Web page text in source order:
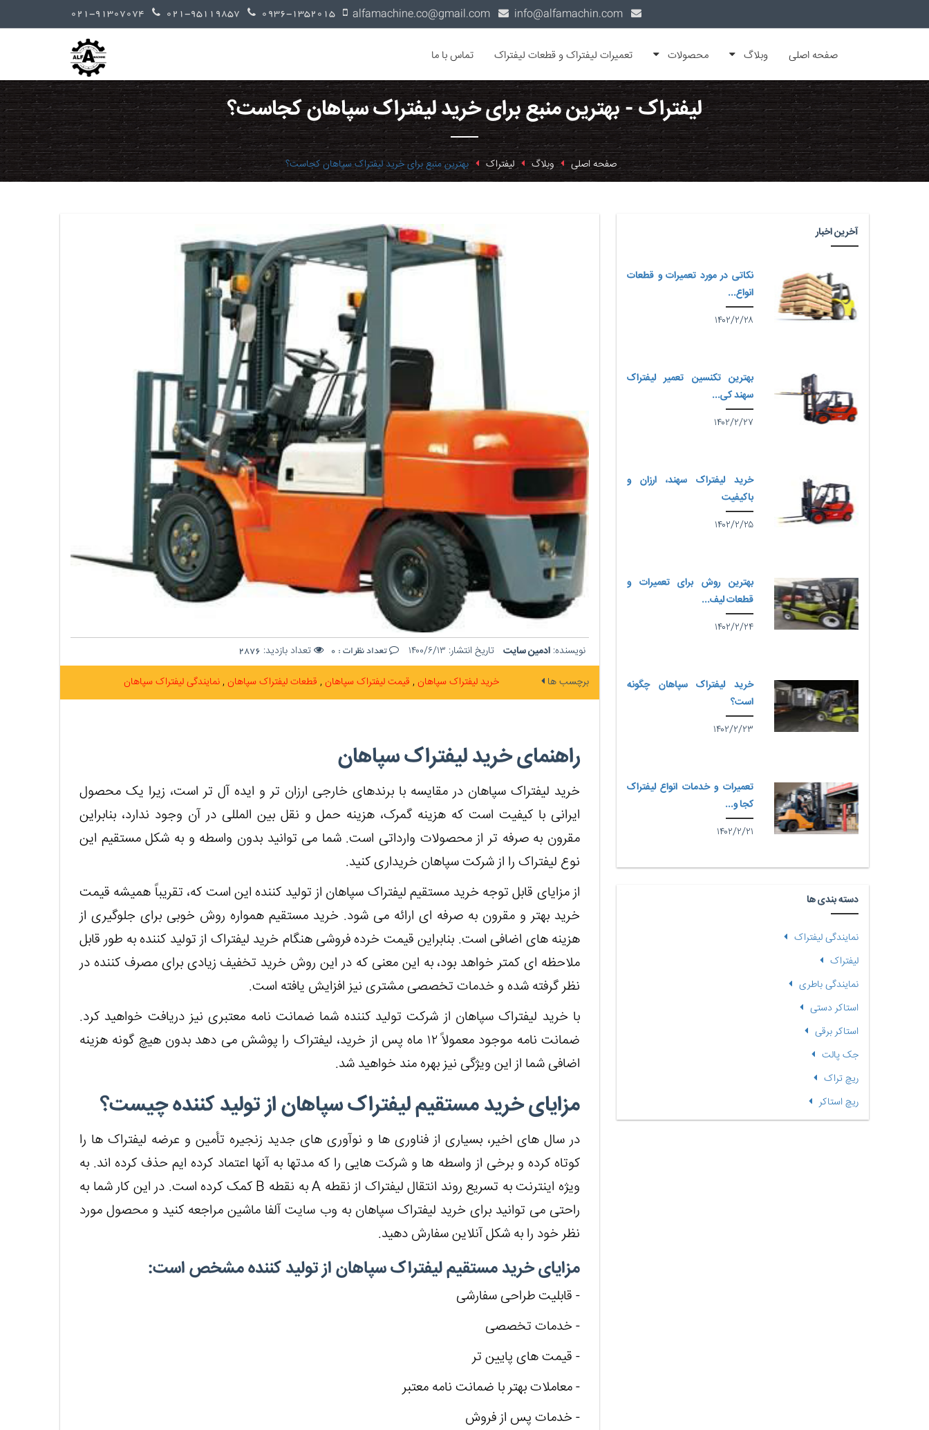
صفحه اصلی وبلاگ محصولات تعمیرات لیفتراک و قطعات لیفتراک تماس با ما
لیفتراک - بهترین منبع برای خرید لیفتراک سپاهان کجاست؟
صفحه اصلی وبلاگ لیفتراک بهترین منبع برای خرید لیفتراک سپاهان کجاست؟
نویسنده: ادمین سایت تاریخ انتشار: ۱۴۰۰/۶/۱۳ تعداد نظرات : 0 تعداد بازدید: 2876
برچسب ها خرید لیفتراک سپاهان قیمت لیفتراک سپاهان قطعات لیفتراک سپاهان نمایندگی لیفتراک سپاهان
راهنمای خرید لیفتراک سپاهان
خرید لیفتراک سپاهان در مقایسه با برندهای خارجی ارزان تر و ایده آل تر است، زیرا یک محصول
ایرانی با کیفیت است که هزینه گمرک، هزینه حمل و نقل بین المللی در آن وجود ندارد، بنابراین
مقرون به صرفه تر از محصولات وارداتی است. شما می توانید بدون واسطه و به شکل مستقیم این
نوع لیفتراک را از شرکت سپاهان خریداری کنید.
از مزایای قابل توجه خرید مستقیم لیفتراک سپاهان از تولید کننده این است که، تقریباً همیشه قیمت
خرید بهتر و مقرون به صرفه ای ارائه می شود. خرید مستقیم همواره روش خوبی برای جلوگیری از
هزینه های اضافی است. بنابراین قیمت خرده فروشی هنگام خرید لیفتراک از تولید کننده به طور قابل
ملاحظه ای کمتر خواهد بود، به این معنی که در این روش خرید تخفیف زیادی برای مصرف کننده در
نظر گرفته شده و خدمات تخصصی مشتری نیز افزایش یافته است.
با خرید لیفتراک سپاهان از شرکت تولید کننده شما ضمانت نامه معتبری نیز دریافت خواهید کرد.
ضمانت نامه موجود معمولاً ۱۲ ماه پس از خرید، لیفتراک را پوشش می دهد بدون هیچ گونه هزینه
اضافی شما از این ویژگی نیز بهره مند خواهید شد.
مزایای خرید مستقیم لیفتراک سپاهان از تولید کننده چیست؟
در سال های اخیر، بسیاری از فناوری ها و نوآوری های جدید زنجیره تأمین و عرضه لیفتراک ها را
کوتاه کرده و برخی از واسطه ها و شرکت هایی را که مدتها به آنها اعتماد کرده ایم حذف کرده اند. به
ویژه اینترنت به تسریع روند انتقال لیفتراک از نقطه A به نقطه B کمک کرده است. در این کار شما به
راحتی می توانید برای خرید لیفتراک سپاهان به وب سایت آلفا ماشین مراجعه کنید و محصول مورد
نظر خود را به شکل آنلاین سفارش دهید.
مزایای خرید مستقیم لیفتراک سپاهان از تولید کننده مشخص است:
- قابلیت طراحی سفارشی
- خدمات تخصصی
- قیمت های پایین تر
- معاملات بهتر با ضمانت نامه معتبر
- خدمات پس از فروش
آخرین اخبار
نکاتی در مورد تعمیرات و قطعات
انواع...
۱۴۰۲/۲/۲۸
بهترین تکنسین تعمیر لیفتراک
سهند کی...
۱۴۰۲/۲/۲۷
خرید لیفتراک سهند، ارزان و
باکیفیت
۱۴۰۲/۲/۲۵
بهترین روش برای تعمیرات و
قطعات لیف...
۱۴۰۲/۲/۲۴
خرید لیفتراک سپاهان چگونه
است؟
۱۴۰۲/۲/۲۳
تعمیرات و خدمات انواع لیفتراک
کجا و...
۱۴۰۲/۲/۲۱
دسته بندی ها
نمایندگی لیفتراک
لیفتراک
نمایندگی باطری
استاکر دستی
استاکر برقی
جک پالت
ریچ تراک
ریچ استاکر